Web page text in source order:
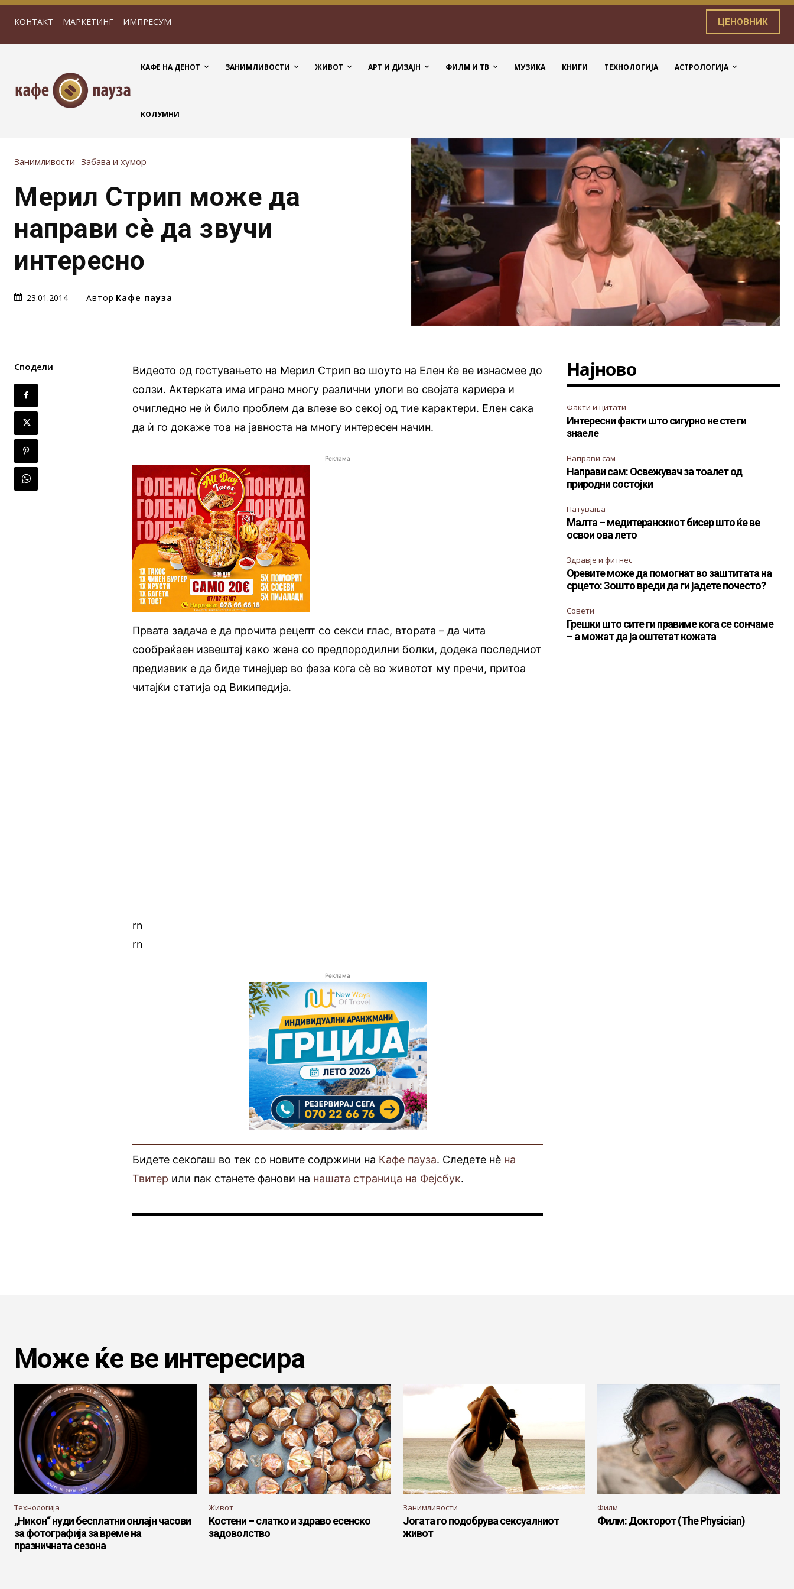
КОНТАКТ МАРКЕТИНГ ИМПРЕСУМ ЦЕНОВНИК
КАФЕ НА ДЕНОТ ЗАНИМЛИВОСТИ ЖИВОТ АРТ И ДИЗАЈН ФИЛМ И ТВ МУЗИКА КНИГИ ТЕХНОЛОГИЈА АСТРОЛОГИЈА
КОЛУМНИ
Занимливости Забава и хумор
Мерил Стрип може да
направи сè да звучи
интересно
23.01.2014 Автор Кафе пауза
Сподели
Видеото од гостувањето на Мерил Стрип во шоуто на Елен ќе ве изнасмее до
солзи. Актерката има играно многу различни улоги во својата кариера и
очигледно не ѝ било проблем да влезе во секој од тие карактери. Елен сака
да ѝ го докаже тоа на јавноста на многу интересен начин.
Реклама
Првата задача е да прочита рецепт со секси глас, втората – да чита
сообраќаен извештај како жена со предпородилни болки, додека последниот
предизвик е да биде тинејџер во фаза кога сè во животот му пречи, притоа
читајќи статија од Википедија.
rn
rn
Реклама
Бидете секогаш во тек со новите содржини на Кафе пауза. Следете нè на
Твитер или пак станете фанови на нашата страница на Фејсбук.
Најново
Факти и цитати
Интересни факти што сигурно не сте ги
знаеле
Направи сам
Направи сам: Освежувач за тоалет од
природни состојки
Патувања
Малта – медитеранскиот бисер што ќе ве
освои ова лето
Здравје и фитнес
Оревите може да помогнат во заштитата на
срцето: Зошто вреди да ги јадете почесто?
Совети
Грешки што сите ги правиме кога се сончаме
– а можат да ја оштетат кожата
Може ќе ве интересира
Технологија
„Никон“ нуди бесплатни онлајн часови
за фотографија за време на
празничната сезона
Живот
Костени – слатко и здраво есенско
задоволство
Занимливости
Јогата го подобрува сексуалниот
живот
Филм
Филм: Докторот (The Physician)